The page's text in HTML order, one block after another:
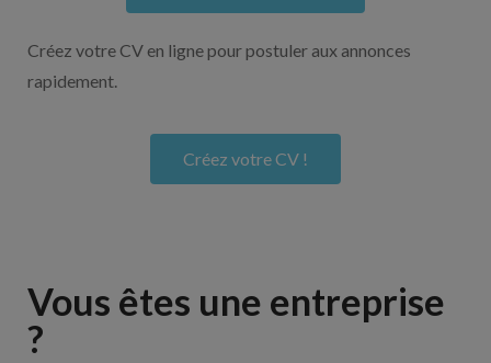
Créez votre CV en ligne pour postuler aux annonces
rapidement.
Créez votre CV !
Vous êtes une entreprise
?